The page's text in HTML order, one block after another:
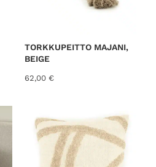
TORKKUPEITTO MAJANI,
BEIGE
62,00 €